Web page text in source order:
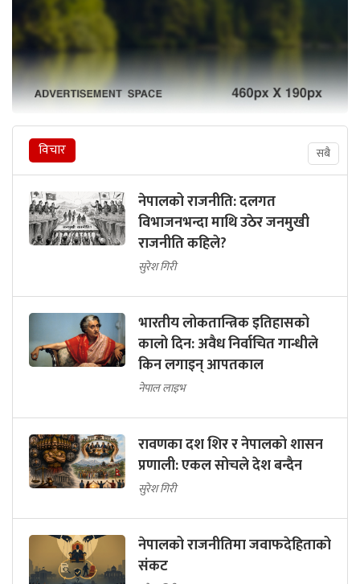
विचार सबै
नेपालको राजनीति: दलगत
विभाजनभन्दा माथि उठेर जनमुखी
राजनीति कहिले?
सुरेश गिरी
भारतीय लोकतान्त्रिक इतिहासको
कालो दिन: अवैध निर्वाचित गान्धीले
किन लगाइन् आपतकाल
नेपाल लाइभ
रावणका दश शिर र नेपालको शासन
प्रणाली: एकल सोचले देश बन्दैन
सुरेश गिरी
नेपालको राजनीतिमा जवाफदेहिताको
संकट